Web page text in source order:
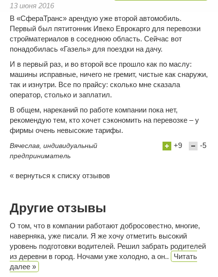
13 июня 2016
В «СфераТранс» арендую уже второй автомобиль.
Первый был пятитонник Ивеко Еврокарго для перевозки
стройматериалов в соседнюю область. Сейчас вот
понадобилась «Газель» для поездки на дачу.
И в первый раз, и во второй все прошло как по маслу:
машины исправные, ничего не гремит, чистые как снаружи,
так и изнутри. Все по прайсу: сколько мне сказала
оператор, столько и заплатил.
В общем, нареканий по работе компании пока нет,
рекомендую тем, кто хочет сэкономить на перевозке – у
фирмы очень невысокие тарифы.
Вячеслав, индивидуальный
предприниматель
+9 -5
« вернуться к списку отзывов
Другие отзывы
О том, что в компании работают добросовестно, многие,
наверняка, уже писали. Я же хочу отметить высокий
уровень подготовки водителей. Решил забрать родителей
из деревни в город. Ночами уже холодно, а он..
Читать
далее »